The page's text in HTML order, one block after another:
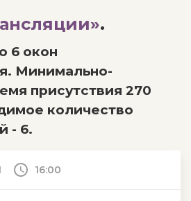
.
6 окон
Минимально-
присутствия 270
количество
- 6.
16:00